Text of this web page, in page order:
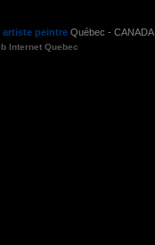
artiste peintre Québec - CANADA
Internet Quebec